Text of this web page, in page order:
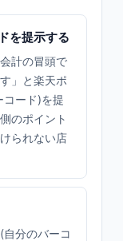
を提示する
計の冒頭で
」と楽天ポ
コード)を提
のポイント
られない店
分のバーコ